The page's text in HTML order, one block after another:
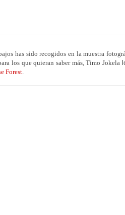
has sido recogidos en la muestra
los que quieran saber más, Timo Jokela
Forest.